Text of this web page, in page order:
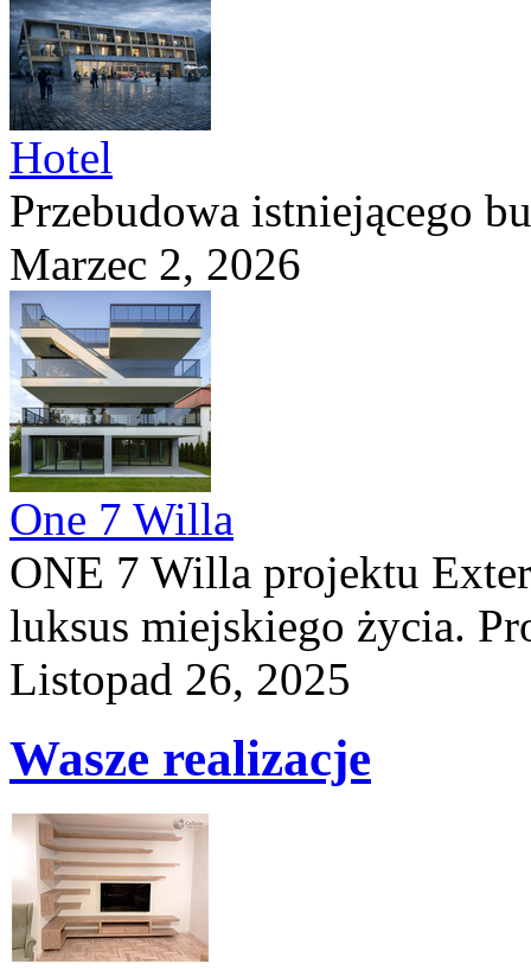
Hotel
Przebudowa istniejącego
Marzec 2, 2026
One 7 Willa
ONE 7 Willa projektu
luksus miejskiego życia.
Listopad 26, 2025
Wasze realizacje